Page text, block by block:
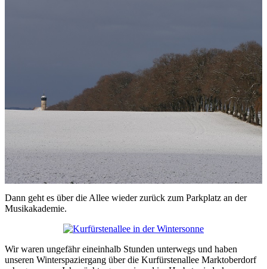
Dann geht es über die Allee wieder zurück zum Parkplatz an der
Musikakademie.
Wir waren ungefähr eineinhalb Stunden unterwegs und haben
unseren Winterspaziergang über die Kurfürstenallee Marktoberdorf